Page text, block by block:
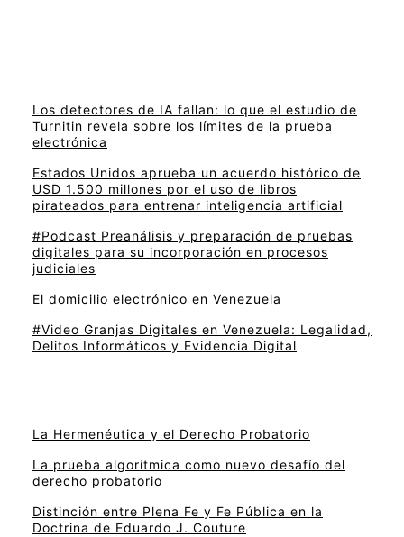
Los detectores de IA fallan: lo que el estudio de
Turnitin revela sobre los límites de la prueba
electrónica
Estados Unidos aprueba un acuerdo histórico de
USD 1.500 millones por el uso de libros
pirateados para entrenar inteligencia artificial
#Podcast Preanálisis y preparación de pruebas
digitales para su incorporación en procesos
judiciales
El domicilio electrónico en Venezuela
#Video Granjas Digitales en Venezuela: Legalidad,
Delitos Informáticos y Evidencia Digital
La Hermenéutica y el Derecho Probatorio
La prueba algorítmica como nuevo desafío del
derecho probatorio
Distinción entre Plena Fe y Fe Pública en la
Doctrina de Eduardo J. Couture